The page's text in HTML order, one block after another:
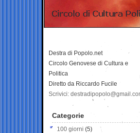
Destra di Popolo.net
Circolo Genovese di Cultura e
Politica
Diretto da Riccardo Fucile
Scrivici:
Categorie
100 giorni (5)